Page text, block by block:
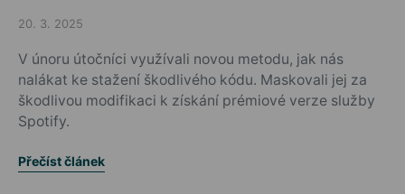
Posted on
20. 3. 2025
V únoru útočníci využívali novou metodu, jak nás
nalákat ke stažení škodlivého kódu. Maskovali jej za
škodlivou modifikaci k získání prémiové verze služby
Spotify.
Přečíst článek